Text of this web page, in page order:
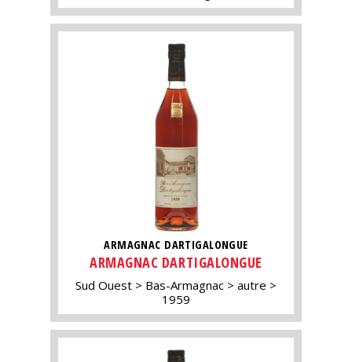
ARMAGNAC DARTIGALONGUE
ARMAGNAC DARTIGALONGUE
Sud Ouest Bas-Armagnac
autre
1959